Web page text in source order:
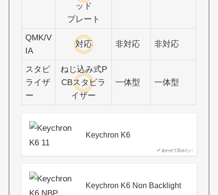
ッド
プレート
QMK/V
IA
対応 非対応 非対応
スタビ
ライザ
ー
ねじ込み式P
CBスタビラ
イザー
一体型 一体型
あわせて読みたい
Keychron K6
Keychron K6 Non Backlight